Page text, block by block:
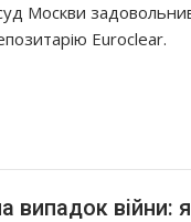
Москви
Euroclear.
випадок війни: